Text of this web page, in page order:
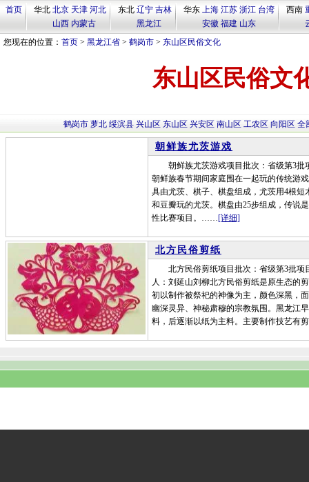
首页 华北 北京 天津 河北
山西 内蒙古
东北 辽宁 吉林
黑龙江
华东 上海 江苏 浙江 台湾
安徽 福建 山东
西南
您现在的位置： 首页 > 黑龙江省 > 鹤岗市 > 东山区民俗文化
东山区民俗文
鹤岗市 萝北 绥滨县 兴山区 东山区 兴安区 南山区 工农区 向阳区 全
朝鲜族尤茨游戏
朝鲜族尤茨游戏项目批次：省级第3批
朝鲜族春节期间家庭围在一起玩的传统游
具由尤茨、棋子、棋盘组成，尤茨用4根
和豆瓣玩的尤茨。棋盘由25步组成，传说
性比赛项目。……[详细]
北方民俗剪纸
北方民俗剪纸项目批次：省级第3批项
人：刘延山刘柳北方民俗剪纸是原生态的
初以制作被祭祀的神像为主，颜色深黑，
幽深灵异、神秘肃穆的宗教氛围。黑龙江
料，后逐渐以纸为主料。主要制作技艺